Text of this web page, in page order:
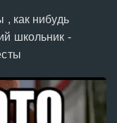
, как нибудь
школьник -